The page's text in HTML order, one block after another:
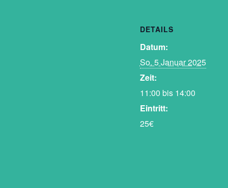
DETAILS
Datum:
So. 5 Januar 2025
Zeit:
11:00 bis 14:00
Eintritt:
25€